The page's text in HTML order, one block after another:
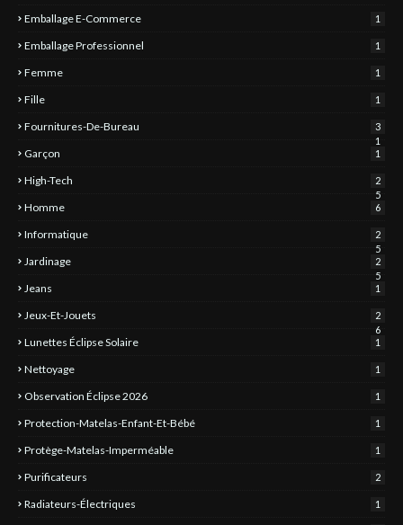
Emballage E-Commerce 1
Emballage Professionnel 1
Femme 1
Fille 1
Fournitures-De-Bureau
3
1
Garçon 1
High-Tech
2
5
Homme 6
Informatique
2
5
Jardinage
2
5
Jeans 1
Jeux-Et-Jouets
2
6
Lunettes Éclipse Solaire 1
Nettoyage 1
Observation Éclipse 2026 1
Protection-Matelas-Enfant-Et-Bébé 1
Protège-Matelas-Imperméable 1
Purificateurs 2
Radiateurs-Électriques 1